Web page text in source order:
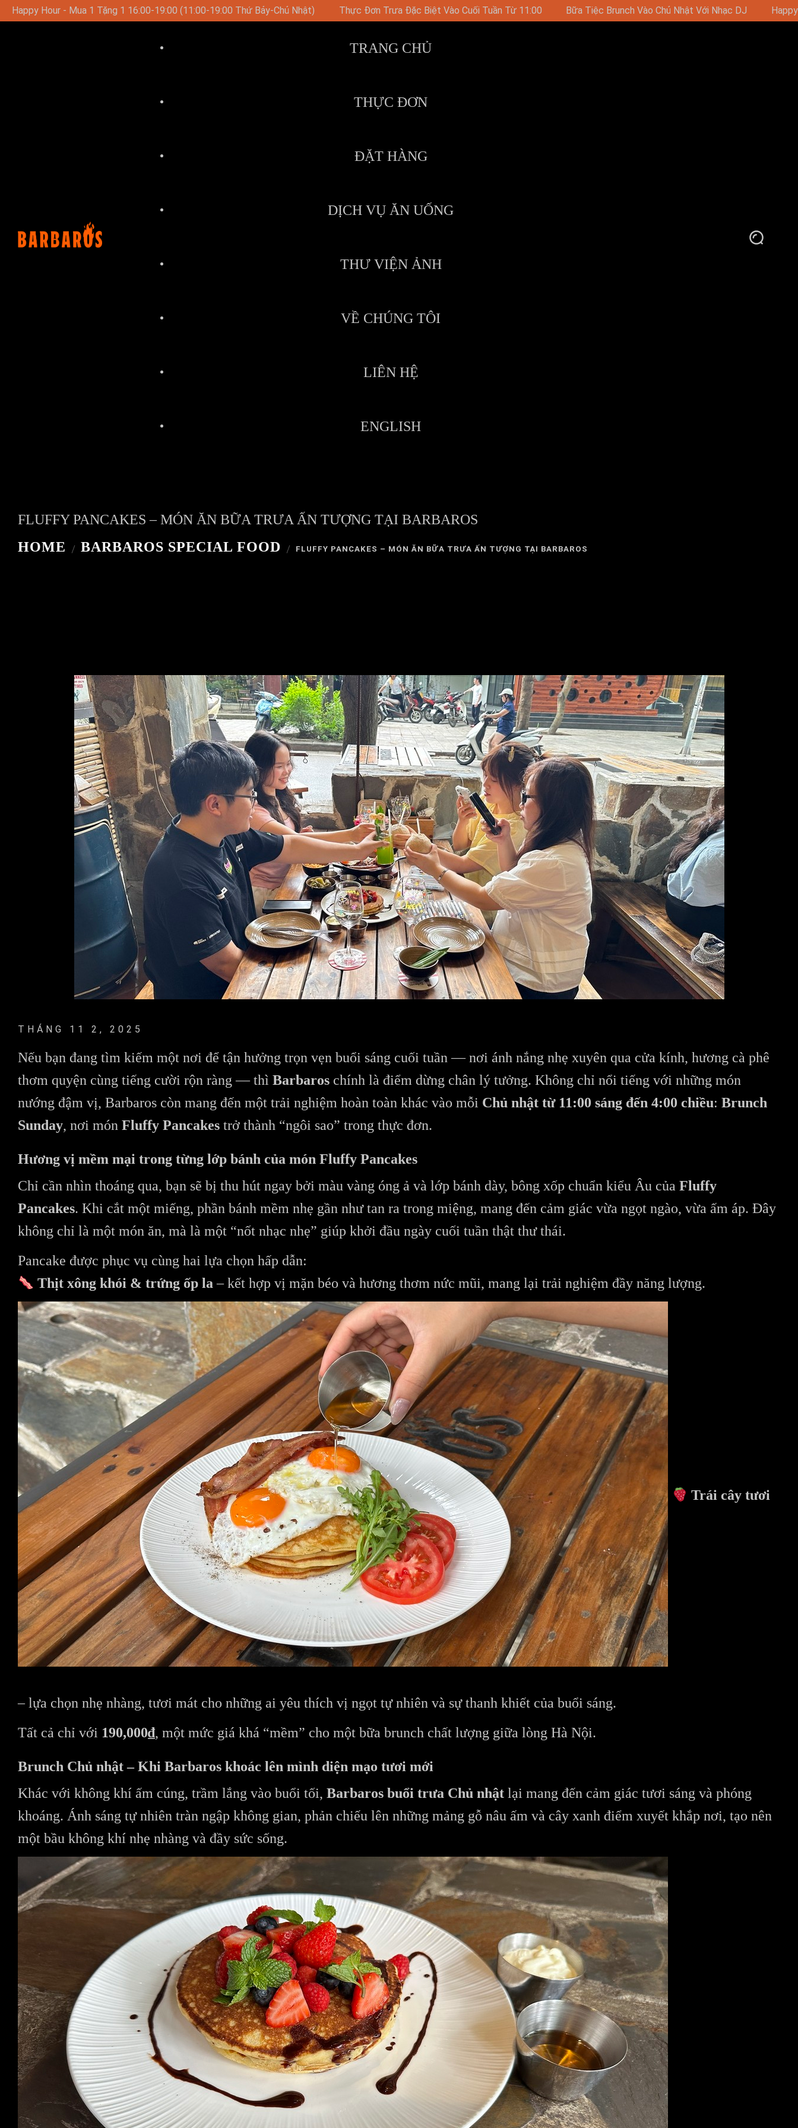
19:00 Thứ Bảy-Chủ Nhật) Thực Đơn Trưa Đặc Biệt Vào Cuối Tuần Từ 11:00 Bữa Tiệc Brunch Vào Chủ Nhật Với Nhạc DJ Happy Hour - Mua 1 Tặng 1 16:00-19:00 (11:00-
TRANG CHỦ
THỰC ĐƠN
ĐẶT HÀNG
DỊCH VỤ ĂN UỐNG
THƯ VIỆN ẢNH
VỀ CHÚNG TÔI
LIÊN HỆ
ENGLISH
FLUFFY PANCAKES – MÓN ĂN BỮA TRƯA ẤN TƯỢNG TẠI BARBAROS
HOME
BARBAROS SPECIAL FOOD FLUFFY PANCAKES – MÓN ĂN BỮA TRƯA ẤN TƯỢNG TẠI BARBAROS
THÁNG 11 2, 2025
Nếu bạn đang tìm kiếm một nơi để tận hưởng trọn vẹn buổi sáng cuối tuần — nơi ánh nắng nhẹ xuyên qua cửa kính, hương cà phê
thơm quyện cùng tiếng cười rộn ràng — thì Barbaros chính là điểm dừng chân lý tưởng. Không chỉ nổi tiếng với những món
nướng đậm vị, Barbaros còn mang đến một trải nghiệm hoàn toàn khác vào mỗi Chủ nhật từ 11:00 sáng đến 4:00 chiều: Brunch
Sunday, nơi món Fluffy Pancakes trở thành “ngôi sao” trong thực đơn.
Hương vị mềm mại trong từng lớp bánh của món Fluffy Pancakes
Chỉ cần nhìn thoáng qua, bạn sẽ bị thu hút ngay bởi màu vàng óng ả và lớp bánh dày, bông xốp chuẩn kiểu Âu của Fluffy
Pancakes. Khi cắt một miếng, phần bánh mềm nhẹ gần như tan ra trong miệng, mang đến cảm giác vừa ngọt ngào, vừa ấm áp. Đây
không chỉ là một món ăn, mà là một “nốt nhạc nhẹ” giúp khởi đầu ngày cuối tuần thật thư thái.
Pancake được phục vụ cùng hai lựa chọn hấp dẫn:
Thịt xông khói & trứng ốp la– kết hợp vị mặn béo và hương thơm nức mũi, mang lại trải nghiệm đầy năng lượng.
Trái cây tươi
– lựa chọn nhẹ nhàng, tươi mát cho những ai yêu thích vị ngọt tự nhiên và sự thanh khiết của buổi sáng.
Tất cả chỉ với 190,000₫, một mức giá khá “mềm” cho một bữa brunch chất lượng giữa lòng Hà Nội.
Brunch Chủ nhật – Khi Barbaros khoác lên mình diện mạo tươi mới
Khác với không khí ấm cúng, trầm lắng vào buổi tối, Barbaros buổi trưa Chủ nhật lại mang đến cảm giác tươi sáng và phóng
khoáng. Ánh sáng tự nhiên tràn ngập không gian, phản chiếu lên những mảng gỗ nâu ấm và cây xanh điểm xuyết khắp nơi, tạo nên
một bầu không khí nhẹ nhàng và đầy sức sống.